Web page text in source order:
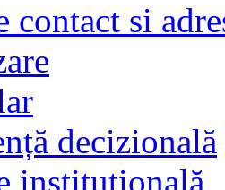
contact si
decizională
instituțională